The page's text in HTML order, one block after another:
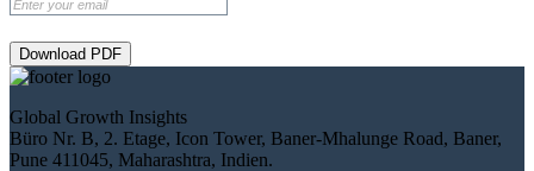
Download PDF
Global Growth Insights
Büro Nr. B, 2. Etage, Icon Tower, Baner-Mhalunge Road, Baner,
Pune 411045, Maharashtra, Indien.